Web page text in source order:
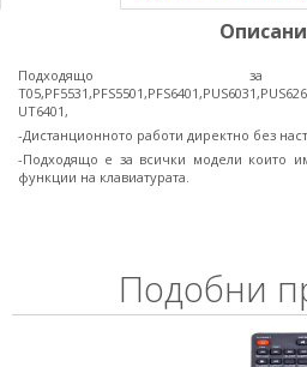
Подходящо за
UT6401,
-Дистанционното работи директно без
-Подходящо e за всички модели които
функции на клавиатурата.
Подобни